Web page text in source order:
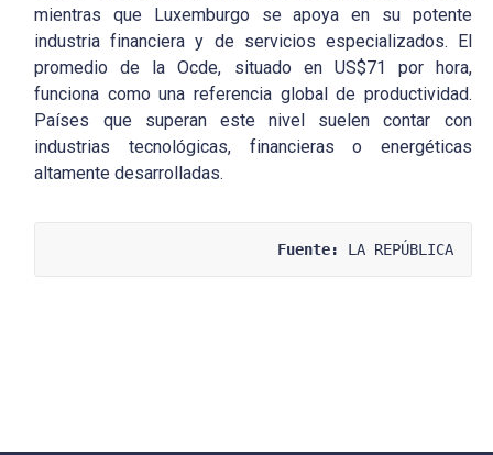
mientras que Luxemburgo se apoya en su potente
industria financiera y de servicios especializados. El
promedio de la Ocde, situado en US$71 por hora,
funciona como una referencia global de productividad.
Países que superan este nivel suelen contar con
industrias tecnológicas, financieras o energéticas
altamente desarrolladas.
Fuente: LA REPÚBLICA